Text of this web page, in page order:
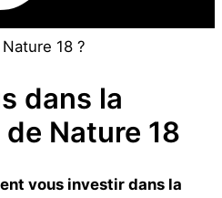
18 ?
dans la
Nature 18
vous investir dans la